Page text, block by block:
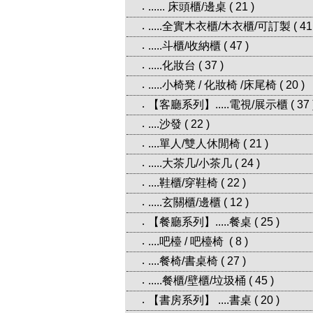
‧ ...... 床頭櫃/邊桌 ( 21 )
‧ .....全實木衣櫃/木衣櫃/可訂製 ( 41
‧ .....斗櫃/收納櫃 ( 47 )
‧ .....化妝台 ( 37 )
‧ .....小椅凳 / 化妝椅 /床尾椅 ( 20 )
‧
【客廳系列】.....電視/展示櫃 ( 37
‧ ....沙發 ( 22 )
‧ ....單人/雙人休閒椅 ( 21 )
‧ .....大茶几/小茶几 ( 24 )
‧ ....鞋櫃/穿鞋椅 ( 22 )
‧ .....玄關櫃/邊櫃 ( 12 )
‧
【餐廳系列】.....餐桌 ( 25 )
‧ ....吧檯 / 吧檯椅 ( 8 )
‧ ....餐椅/書桌椅 ( 27 )
‧ .....餐櫃/壁櫃/垃圾桶 ( 45 )
‧
【書房系列】 ....書桌 ( 20 )